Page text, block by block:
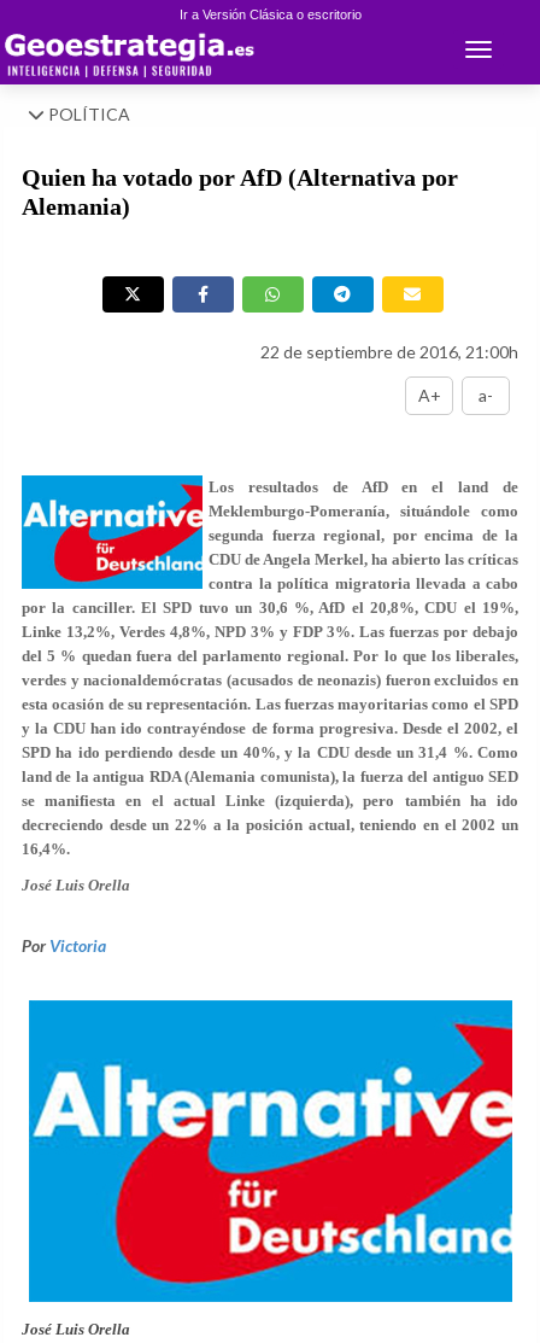
Ir a Versión Clásica o escritorio
Toggle
POLÍTICA
Quien ha votado por AfD (Alternativa por
Alemania)
22 de septiembre de 2016, 21:00h
A+ a-
Los resultados de AfD en el land de
Meklemburgo-Pomeranía, situándole como
segunda fuerza regional, por encima de la
CDU de Angela Merkel, ha abierto las críticas
contra la política migratoria llevada a cabo
por la canciller. El SPD tuvo un 30,6 %, AfD el 20,8%, CDU el 19%,
Linke 13,2%, Verdes 4,8%, NPD 3% y FDP 3%. Las fuerzas por debajo
del 5 % quedan fuera del parlamento regional. Por lo que los liberales,
verdes y nacionaldemócratas (acusados de neonazis) fueron excluidos en
esta ocasión de su representación. Las fuerzas mayoritarias como el SPD
y la CDU han ido contrayéndose de forma progresiva. Desde el 2002, el
SPD ha ido perdiendo desde un 40%, y la CDU desde un 31,4 %. Como
land de la antigua RDA (Alemania comunista), la fuerza del antiguo SED
se manifiesta en el actual Linke (izquierda), pero también ha ido
decreciendo desde un 22% a la posición actual, teniendo en el 2002 un
16,4%.
José Luis Orella
PorVictoria
José Luis Orella